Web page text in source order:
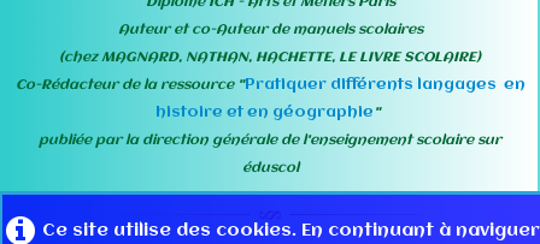
Auteur et co-Auteur de manuels scolaires
(chez MAGNARD, NATHAN, HACHETTE, LE LIVRE SCOLAIRE)
Co-Rédacteur de la ressource "Pratiquer différents langages en
histoire et en géographie "
publiée par la direction générale de l'enseignement scolaire sur
éduscol
Ce site utilise des cookies. En continuant à naviguer